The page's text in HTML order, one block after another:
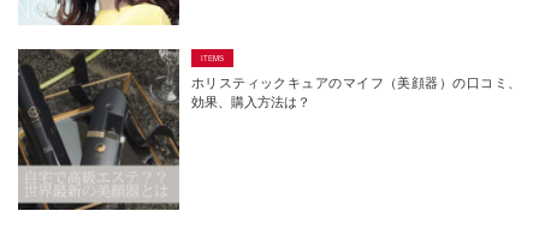
ホリスティックキュアのマイフ（美顔器）の口コミ、
効果、購入方法は？